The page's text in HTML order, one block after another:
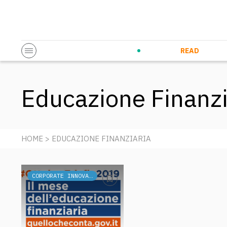
READ
Educazione
HOME > EDUCAZIONE FINANZIARIA
CORPORATE INNOVATION